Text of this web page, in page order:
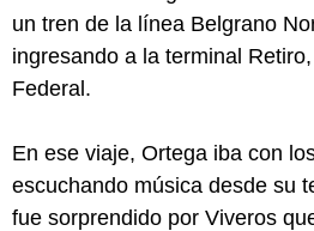
un tren de la línea Belgrano
ingresando a la terminal
Federal.
En ese viaje, Ortega iba con
escuchando música desde su
fue sorprendido por Viveros